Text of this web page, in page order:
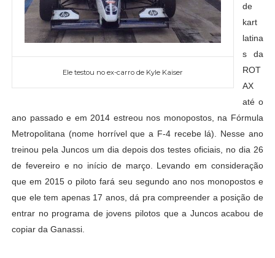
Ele testou no ex-carro de Kyle Kaiser
de
kart
latina
s da
ROT
AX
até o
ano passado e em 2014 estreou nos monopostos, na Fórmula
Metropolitana (nome horrível que a F-4 recebe lá). Nesse ano
treinou pela Juncos um dia depois dos testes oficiais, no dia 26
de fevereiro e no início de março. Levando em consideração
que em 2015 o piloto fará seu segundo ano nos monopostos e
que ele tem apenas 17 anos, dá pra compreender a posição de
entrar no programa de jovens pilotos que a Juncos acabou de
copiar da Ganassi.